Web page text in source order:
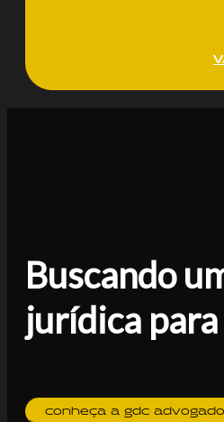
Buscando
jurídica para
conheça a gdc